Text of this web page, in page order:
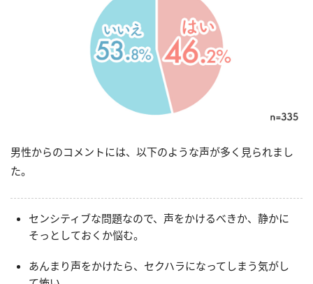
男性からのコメントには、以下のような声が多く見られまし
た。
センシティブな問題なので、声をかけるべきか、静かに
そっとしておくか悩む。
あんまり声をかけたら、セクハラになってしまう気がし